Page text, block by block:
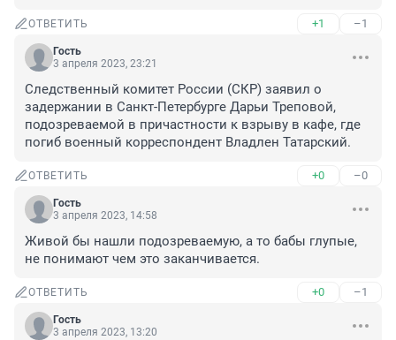
ОТВЕТИТЬ +1 –1
Гость
3 апреля 2023, 23:21
Следственный комитет России (СКР) заявил о
задержании в Санкт-Петербурге Дарьи Треповой,
подозреваемой в причастности к взрыву в кафе, где
погиб военный корреспондент Владлен Татарский.
ОТВЕТИТЬ +0 –0
Гость
3 апреля 2023, 14:58
Живой бы нашли подозреваемую, а то бабы глупые,
не понимают чем это заканчивается.
ОТВЕТИТЬ +0 –1
Гость
3 апреля 2023, 13:20